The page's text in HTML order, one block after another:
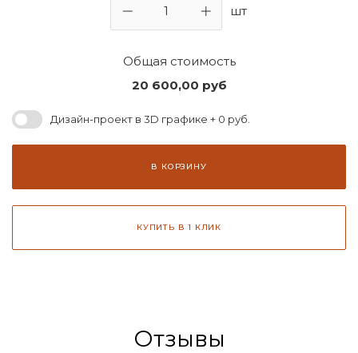
шт
Общая стоимость
20 600,00 руб
Дизайн-проект в 3D графике + 0 руб.
В КОРЗИНУ
КУПИТЬ В 1 КЛИК
Отзывы